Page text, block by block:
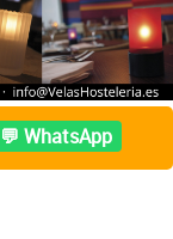
💬 WhatsApp